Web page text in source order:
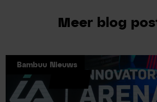
Meer blog
Bambuu Nieuws